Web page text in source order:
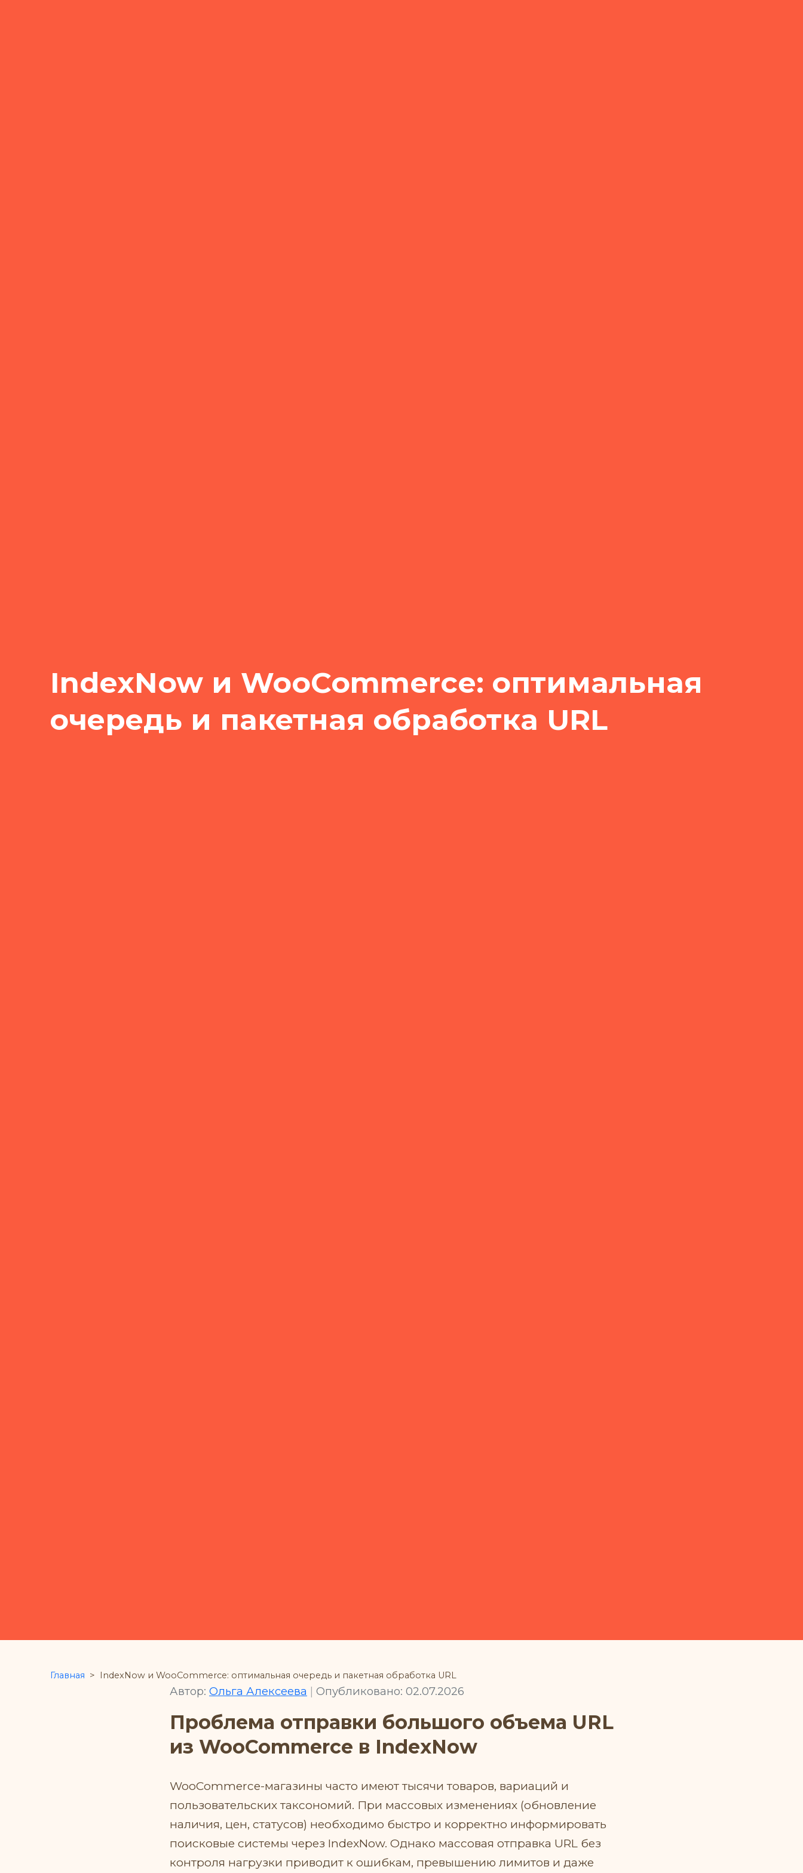
IndexNow и WooCommerce: оптимальная
очередь и пакетная обработка URL
Главная > IndexNow и WooCommerce: оптимальная очередь и пакетная обработка URL
Автор: Ольга Алексеева | Опубликовано: 02.07.2026
Проблема отправки большого объема URL
из WooCommerce в IndexNow
WooCommerce-магазины часто имеют тысячи товаров, вариаций и
пользовательских таксономий. При массовых изменениях (обновление
наличия, цен, статусов) необходимо быстро и корректно информировать
поисковые системы через IndexNow. Однако массовая отправка URL без
контроля нагрузки приводит к ошибкам, превышению лимитов и даже